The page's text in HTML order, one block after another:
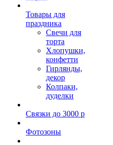
Товары для
праздника
Свечи для
торта
Хлопушки,
конфетти
Гирлянды,
декор
Колпаки,
дуделки
Связки до 3000 р
Фотозоны